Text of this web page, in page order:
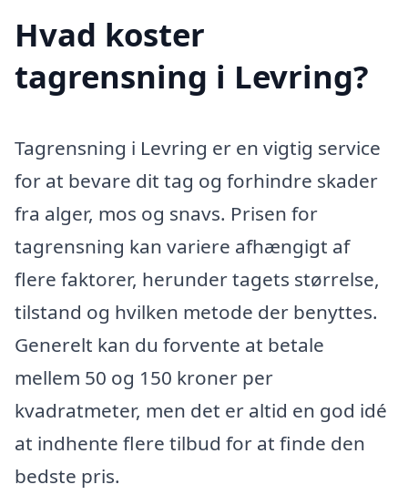
Hvad koster
tagrensning i Levring?
Tagrensning i Levring er en vigtig service
for at bevare dit tag og forhindre skader
fra alger, mos og snavs. Prisen for
tagrensning kan variere afhængigt af
flere faktorer, herunder tagets størrelse,
tilstand og hvilken metode der benyttes.
Generelt kan du forvente at betale
mellem 50 og 150 kroner per
kvadratmeter, men det er altid en god idé
at indhente flere tilbud for at finde den
bedste pris.